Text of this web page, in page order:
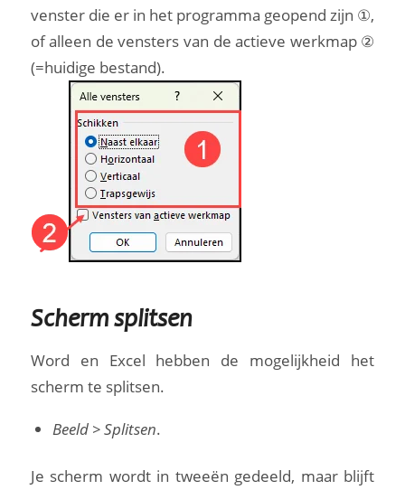
venster die er in het programma geopend zijn ①,
of alleen de vensters van de actieve werkmap ②
(=huidige bestand).
Scherm splitsen
Word en Excel hebben de mogelijkheid het
scherm te splitsen.
Beeld > Splitsen.
Je scherm wordt in tweeën gedeeld, maar blijft